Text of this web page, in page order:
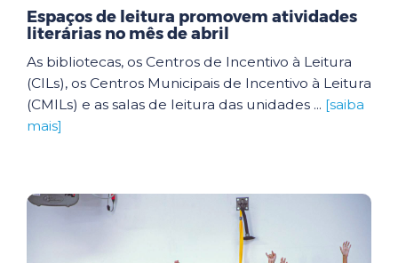
Espaços de leitura promovem atividades
literárias no mês de abril
As bibliotecas, os Centros de Incentivo à Leitura
(CILs), os Centros Municipais de Incentivo à Leitura
(CMILs) e as salas de leitura das unidades ... [saiba
mais]